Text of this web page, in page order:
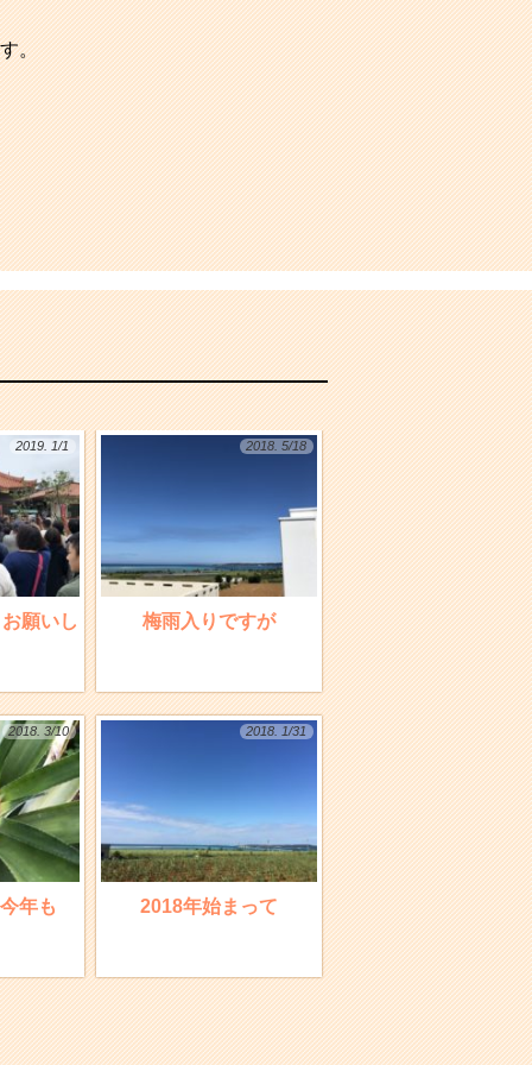
。
2019. 1/1
願いし
2018. 5/18
梅雨入りですが
2018. 3/10
年も
2018. 1/31
2018年始まって